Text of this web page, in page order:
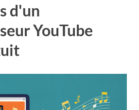
d'un
YouTube